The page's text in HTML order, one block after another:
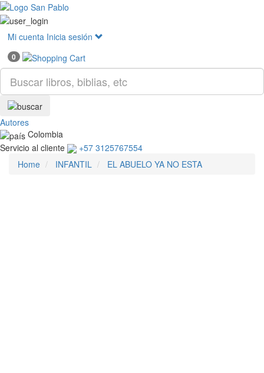
Mi cuenta Inicia sesión
0
Autores
Colombia
Servicio al cliente
+57 3125767554
Home
INFANTIL EL ABUELO YA NO ESTA